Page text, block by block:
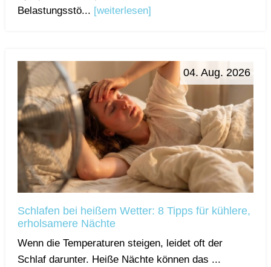
Belastungsstö... [weiterlesen]
04. Aug. 2026
Schlafen bei heißem Wetter: 8 Tipps für kühlere,
erholsamere Nächte
Wenn die Temperaturen steigen, leidet oft der
Schlaf darunter. Heiße Nächte können das ...